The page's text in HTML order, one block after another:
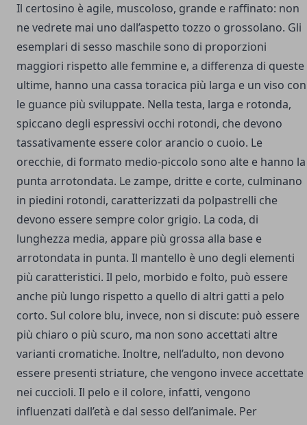
Il certosino è agile, muscoloso, grande e raffinato: non
ne vedrete mai uno dall’aspetto tozzo o grossolano. Gli
esemplari di sesso maschile sono di proporzioni
maggiori rispetto alle femmine e, a differenza di queste
ultime, hanno una cassa toracica più larga e un viso con
le guance più sviluppate. Nella testa, larga e rotonda,
spiccano degli espressivi occhi rotondi, che devono
tassativamente essere color arancio o cuoio. Le
orecchie, di formato medio-piccolo sono alte e hanno la
punta arrotondata. Le zampe, dritte e corte, culminano
in piedini rotondi, caratterizzati da polpastrelli che
devono essere sempre color grigio. La coda, di
lunghezza media, appare più grossa alla base e
arrotondata in punta. Il mantello è uno degli elementi
più caratteristici. Il pelo, morbido e folto, può essere
anche più lungo rispetto a quello di altri gatti a pelo
corto. Sul colore blu, invece, non si discute: può essere
più chiaro o più scuro, ma non sono accettati altre
varianti cromatiche. Inoltre, nell’adulto, non devono
essere presenti striature, che vengono invece accettate
nei cuccioli. Il pelo e il colore, infatti, vengono
influenzati dall’età e dal sesso dell’animale. Per